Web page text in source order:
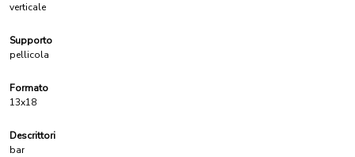
verticale
Supporto
pellicola
Formato
13x18
Descrittori
bar